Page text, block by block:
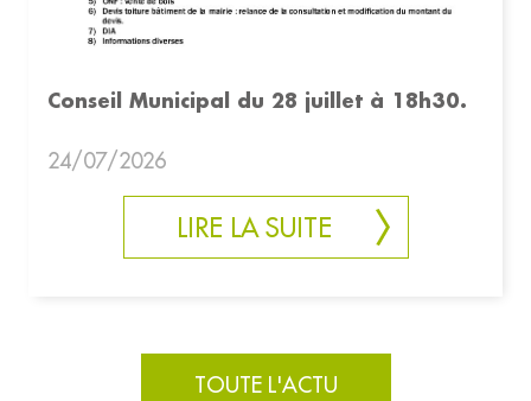
Conseil Municipal du 28 juillet à 18h30.
24/07/2026
LIRE LA SUITE
TOUTE L'ACTU